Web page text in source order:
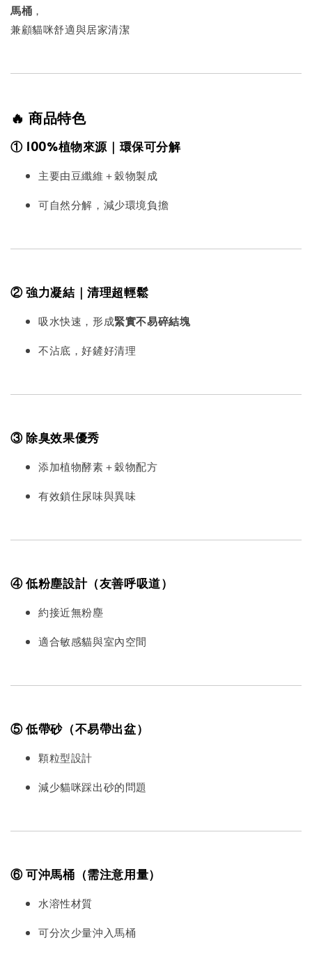
馬桶 ，
兼顧貓咪舒適與居家清潔
🔥 商品特色
① 100%植物來源｜環保可分解
主要由豆纖維＋穀物製成
可自然分解，減少環境負擔
② 強力凝結｜清理超輕鬆
吸水快速，形成緊實不易碎結塊
不沾底，好鏟好清理
③ 除臭效果優秀
添加植物酵素＋穀物配方
有效鎖住尿味與異味
④ 低粉塵設計（友善呼吸道）
約接近無粉塵
適合敏感貓與室內空間
⑤ 低帶砂（不易帶出盆）
顆粒型設計
減少貓咪踩出砂的問題
⑥ 可沖馬桶（需注意用量）
水溶性材質
可分次少量沖入馬桶